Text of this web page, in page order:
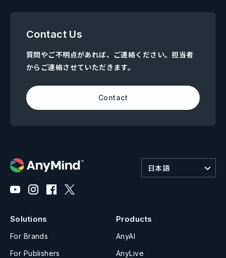
Contact Us
質問やご不明点があれば、ご連絡ください。担当者
からご連絡させていただきます。
Contact
日本語
Solutions
For Brands
For Publishers
Products
AnyAI
AnyLive